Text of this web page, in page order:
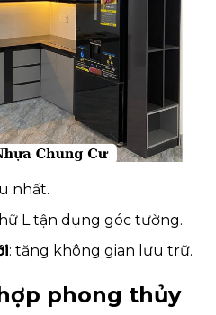
nhất.
L tận dụng góc tường.
: tăng không gian lưu trữ.
phong thủy